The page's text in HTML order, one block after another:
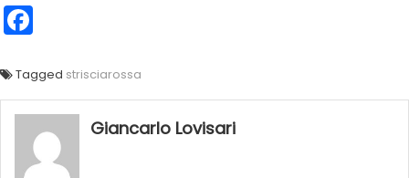
Tagged strisciarossa
Giancarlo Lovisari